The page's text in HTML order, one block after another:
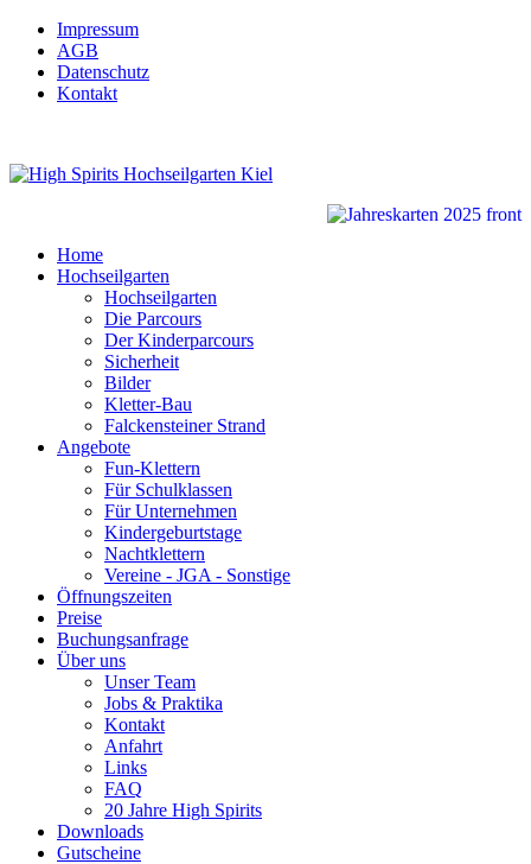
Impressum
AGB
Datenschutz
Kontakt
Home
Hochseilgarten
Hochseilgarten
Die Parcours
Der Kinderparcours
Sicherheit
Bilder
Kletter-Bau
Falckensteiner Strand
Angebote
Fun-Klettern
Für Schulklassen
Für Unternehmen
Kindergeburtstage
Nachtklettern
Vereine - JGA - Sonstige
Öffnungszeiten
Preise
Buchungsanfrage
Über uns
Unser Team
Jobs & Praktika
Kontakt
Anfahrt
Links
FAQ
20 Jahre High Spirits
Downloads
Gutscheine